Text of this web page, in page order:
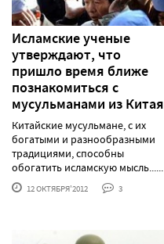
Исламские ученые
утверждают, что
пришло время ближе
познакомиться с
мусульманами из Китая
Китайские мусульмане, с их
богатыми и разнообразными
традициями, способны
обогатить исламскую мысль......
12 ОКТЯБРЯ'2012 3